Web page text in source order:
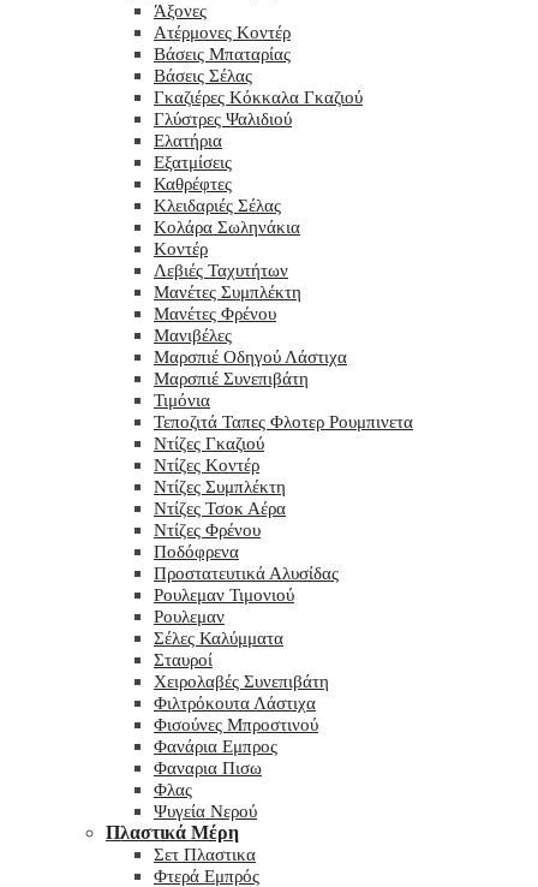
Άξονες
Ατέρμονες Κοντέρ
Βάσεις Μπαταρίας
Βάσεις Σέλας
Γκαζιέρες Κόκκαλα Γκαζιού
Γλύστρες Ψαλιδιού
Ελατήρια
Εξατμίσεις
Καθρέφτες
Κλειδαριές Σέλας
Κολάρα Σωληνάκια
Κοντέρ
Λεβιές Ταχυτήτων
Μανέτες Συμπλέκτη
Μανέτες Φρένου
Μανιβέλες
Μαρσπιέ Οδηγού Λάστιχα
Μαρσπιέ Συνεπιβάτη
Τιμόνια
Τεποζιτά Ταπες Φλοτερ Ρουμπινετα
Ντίζες Γκαζιού
Ντίζες Κοντέρ
Ντίζες Συμπλέκτη
Ντίζες Τσοκ Αέρα
Ντίζες Φρένου
Ποδόφρενα
Προστατευτικά Αλυσίδας
Ρουλεμαν Τιμονιού
Ρουλεμαν
Σέλες Καλύμματα
Σταυροί
Χειρολαβές Συνεπιβάτη
Φιλτρόκουτα Λάστιχα
Φισούνες Μπροστινού
Φανάρια Εμπρος
Φαναρια Πισω
Φλας
Ψυγεία Νερού
Πλαστικά Μέρη
Σετ Πλαστικα
Φτερά Εμπρός